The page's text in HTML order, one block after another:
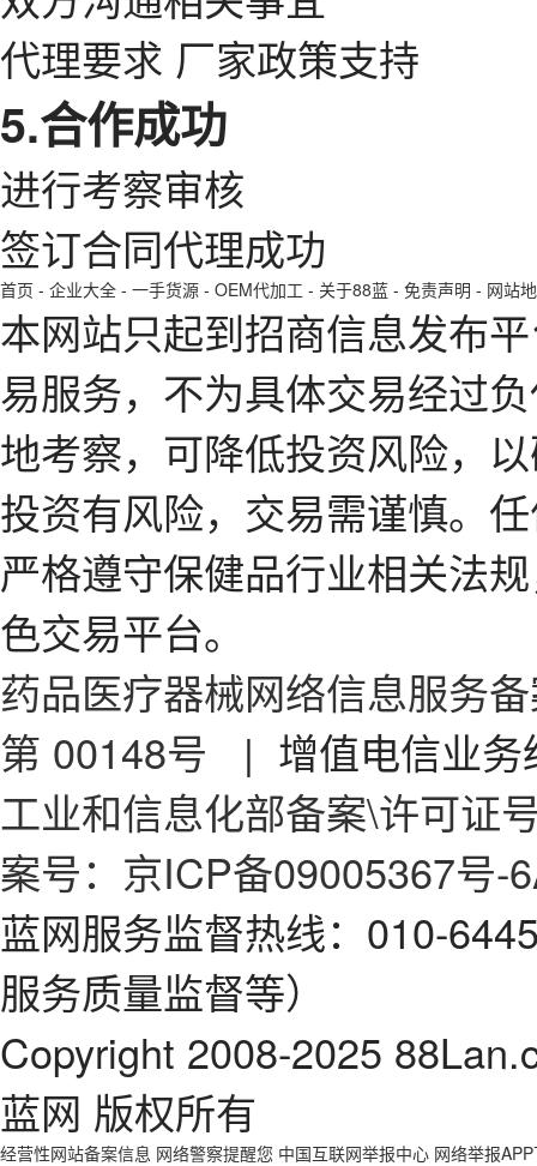
代理要求 厂家政策支持
5.合作成功
进行考察审核
签订合同代理成功
首页 - 企业大全 - 一手货源 - OEM代加工 - 关于88蓝 - 免责声明 - 网站
本网站只起到招商信息发布
易服务，不为具体交易经过
地考察，可降低投资风险，
投资有风险，交易需谨慎。
严格遵守保健品行业相关法
色交易平台。
药品医疗器械网络信息服务
第 00148号
| 增值电信业务
工业和信息化部备案\许可证
案号：京ICP备09005367号-
蓝网服务监督热线：010-
服务质量监督等）
Copyright 2008-2025
蓝网 版权所有
经营性网站备案信息 网络警察提醒您 中国互联网举报中心 网络举报